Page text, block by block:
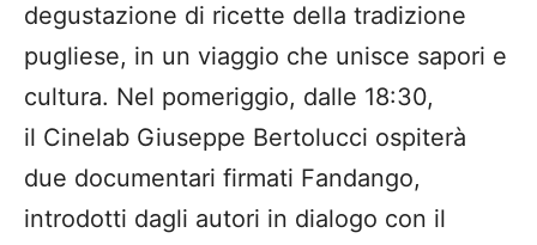
degustazione di ricette della tradizione
pugliese, in un viaggio che unisce sapori e
cultura. Nel pomeriggio, dalle 18:30,
il Cinelab Giuseppe Bertolucci ospiterà
due documentari firmati Fandango,
introdotti dagli autori in dialogo con il